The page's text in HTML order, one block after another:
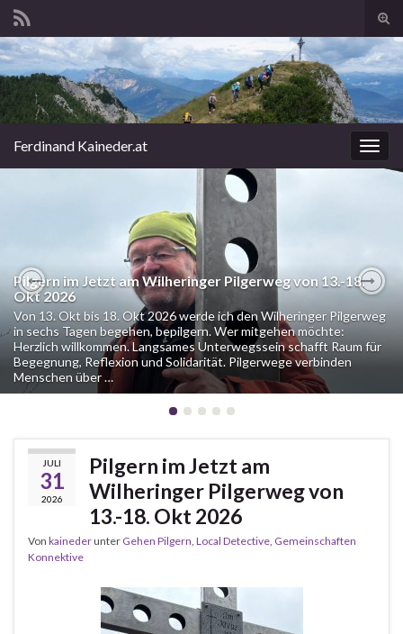
Search for:
Ferdinand Kaineder.at
Pilgern im Jetzt am Wilheringer Pilgerweg von 13.-18.
Okt 2026
Von 13. Okt bis 18. Okt 2026 werde ich den Wilheringer Pilgerweg
in sechs Tagen begehen, bepilgern. Wer mitgehen möchte:
Herzlich willkommen. Langsames Unterwegssein schafft Raum für
Begegnung, Reflexion und Solidarität. Pilgerwege verbinden
Menschen über …
Previous
JULI
31
2026
Pilgern im Jetzt am
Wilheringer Pilgerweg von
13.-18. Okt 2026
Von kainederunter Gehen Pilgern Local Detective Gemeinschaften
Konnektive